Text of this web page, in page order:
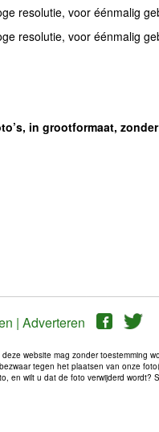
resolutie, voor éénmalig
resolutie, voor éénmalig
in grootformaat,
| Adverteren
website mag zonder toestemming
tegen het plaatsen van onze
en wilt u dat de foto verwijderd wordt?